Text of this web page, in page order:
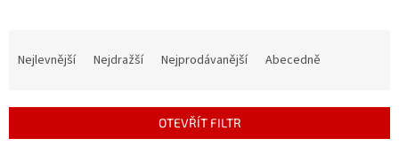
í
Nejlevnější Nejdražší Nejprodávanější Abecedně
OTEVŘÍT FILTR